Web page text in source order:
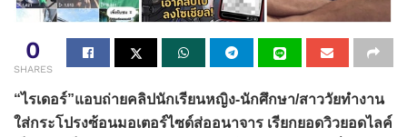
0
SHARES
“ไรเดอร์”แอบถ่ายคลิปนักเรียนหญิง-นักศึกษา/สาววัยทำงาน
ใส่กระโปรงซ้อนมอเตอร์ไซด์ส่ออนาจาร เรียกยอดวิวยอดไลค์